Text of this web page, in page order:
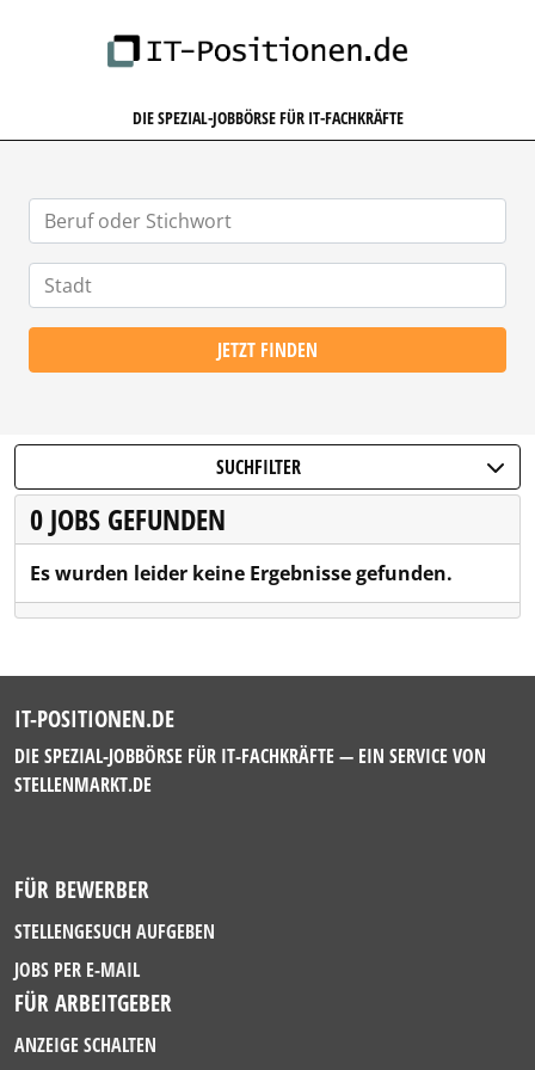
DIE SPEZIAL-JOBBÖRSE FÜR IT-FACHKRÄFTE
JETZT FINDEN
SUCHFILTER
0 JOBS GEFUNDEN
Es wurden leider keine Ergebnisse gefunden.
IT-POSITIONEN.DE
DIE SPEZIAL-JOBBÖRSE FÜR IT-FACHKRÄFTE — EIN SERVICE VON
STELLENMARKT.DE
FÜR BEWERBER
STELLENGESUCH AUFGEBEN
JOBS PER E-MAIL
FÜR ARBEITGEBER
ANZEIGE SCHALTEN